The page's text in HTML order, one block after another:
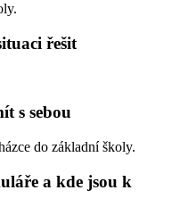
řešit
s sebou
do základní školy.
a kde jsou k